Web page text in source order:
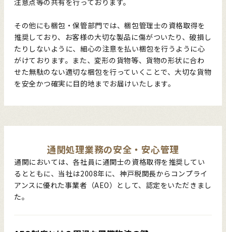
その他にも梱包・保管部門では、梱包管理士の資格取得を
推奨しており、お客様の大切な製品に傷がついたり、破損し
たりしないように、細心の注意を払い梱包を行うように心
がけております。また、変形の貨物等、貨物の形状に合わ
せた無駄のない適切な梱包を行っていくことで、大切な貨物
を安全かつ確実に目的地までお届けいたします。
通関処理業務の安全・安心管理
通関においては、各社員に通関士の資格取得を推奨してい
るとともに、当社は2008年に、神戸税関長からコンプライ
アンスに優れた事業者（AEO）として、認定をいただきまし
た。